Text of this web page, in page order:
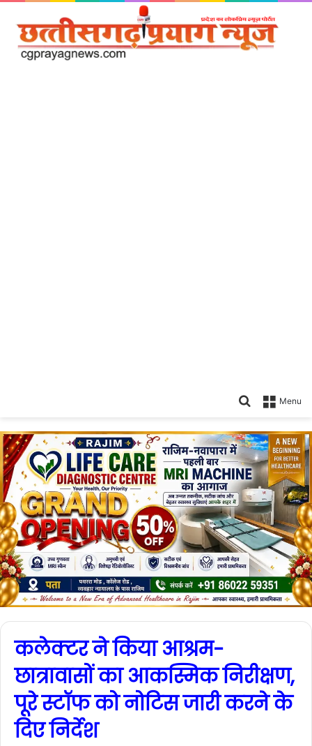
Menu
Search
कलेक्टर ने किया आश्रम-
छात्रावासों का आकस्मिक निरीक्षण,
पूरे स्टॉफ को नोटिस जारी करने के
दिए निर्देश